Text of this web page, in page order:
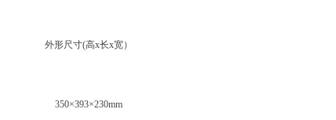
外形尺寸(高x长x宽）
350×393×230mm